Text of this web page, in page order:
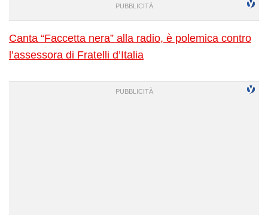
Canta “Faccetta nera” alla radio, è polemica contro
l’assessora di Fratelli d’Italia